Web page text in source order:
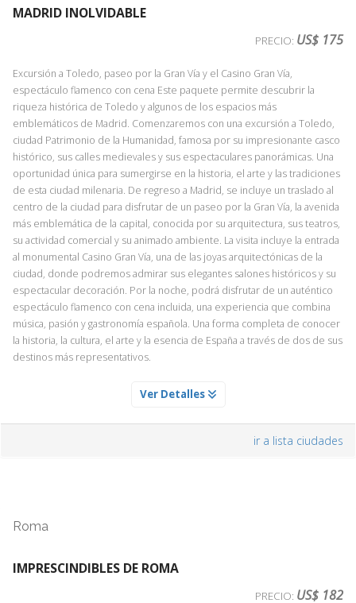
MADRID INOLVIDABLE
PRECIO: US$ 175
Excursión a Toledo, paseo por la Gran Vía y el Casino Gran Vía,
espectáculo flamenco con cena Este paquete permite descubrir la
riqueza histórica de Toledo y algunos de los espacios más
emblemáticos de Madrid. Comenzaremos con una excursión a Toledo,
ciudad Patrimonio de la Humanidad, famosa por su impresionante casco
histórico, sus calles medievales y sus espectaculares panorámicas. Una
oportunidad única para sumergirse en la historia, el arte y las tradiciones
de esta ciudad milenaria. De regreso a Madrid, se incluye un traslado al
centro de la ciudad para disfrutar de un paseo por la Gran Vía, la avenida
más emblemática de la capital, conocida por su arquitectura, sus teatros,
su actividad comercial y su animado ambiente. La visita incluye la entrada
al monumental Casino Gran Vía, una de las joyas arquitectónicas de la
ciudad, donde podremos admirar sus elegantes salones históricos y su
espectacular decoración. Por la noche, podrá disfrutar de un auténtico
espectáculo flamenco con cena incluida, una experiencia que combina
música, pasión y gastronomía española. Una forma completa de conocer
la historia, la cultura, el arte y la esencia de España a través de dos de sus
destinos más representativos.
PASEO POR LA GRAN VIA Y VISITA AL CASINO GRAN VA
Descubriremos la Gran Vía, una de las calles más emblemáticas de
gran eje del ocio madrileño, destacando sus teatros, musicales, cines
La visita incluye la entrada al Casino Gran Vía, un espectacular edificio
arquitectónicas de la avenida. En su interior podremos admirar espacios
Ver Detalles
ir a lista ciudades
Roma
IMPRESCINDIBLES DE ROMA
PRECIO: US$ 182